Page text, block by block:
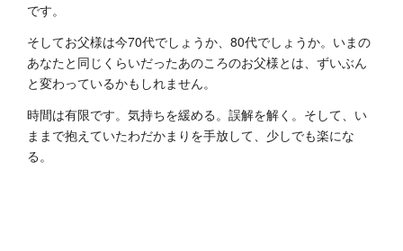
です。
そしてお父様は今70代でしょうか、80代でしょうか。いまの
あなたと同じくらいだったあのころのお父様とは、ずいぶん
と変わっているかもしれません。
時間は有限です。気持ちを緩める。誤解を解く。そして、い
ままで抱えていたわだかまりを手放して、少しでも楽にな
る。